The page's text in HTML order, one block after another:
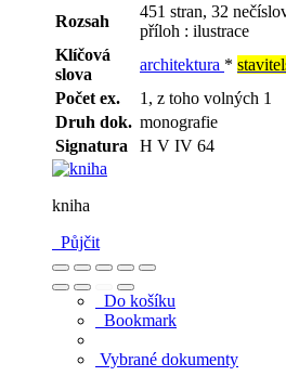
Rozsah
451 stran, 32
příloh : ilustrace
Klíčová
slova
architektura *
Počet ex.
1, z toho volných 1
Druh dok. monografie
Signatura
H V IV 64
kniha
Půjčit
Do košíku
Bookmark
Vybrané dokumenty